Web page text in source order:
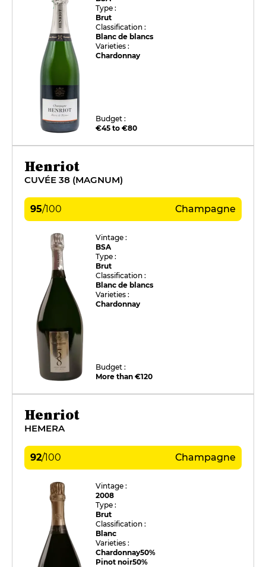
Type :
Brut
Classification :
Blanc de blancs
Varieties :
Chardonnay
Budget :
€45 to €80
Henriot
CUVÉE 38 (MAGNUM)
95/100 Champagne
Vintage :
BSA
Type :
Brut
Classification :
Blanc de blancs
Varieties :
Chardonnay
Budget :
More than €120
Henriot
HEMERA
92/100 Champagne
Vintage :
2008
Type :
Brut
Classification :
Blanc
Varieties :
Chardonnay50%
Pinot noir50%